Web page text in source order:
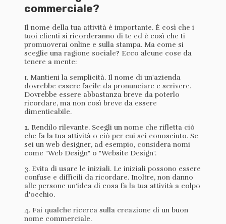
commerciale?
Il nome della tua attività è importante. È così che i
tuoi clienti si ricorderanno di te ed è così che ti
promuoverai online e sulla stampa. Ma come si
sceglie una ragione sociale? Ecco alcune cose da
tenere a mente:
1. Mantieni la semplicità. Il nome di un'azienda
dovrebbe essere facile da pronunciare e scrivere.
Dovrebbe essere abbastanza breve da poterlo
ricordare, ma non così breve da essere
dimenticabile.
2. Rendilo rilevante. Scegli un nome che rifletta ciò
che fa la tua attività o ciò per cui sei conosciuto. Se
sei un web designer, ad esempio, considera nomi
come "Web Design" o "Website Design".
3. Evita di usare le iniziali. Le iniziali possono essere
confuse e difficili da ricordare. Inoltre, non danno
alle persone un'idea di cosa fa la tua attività a colpo
d'occhio.
4. Fai qualche ricerca sulla creazione di un buon
nome commerciale.